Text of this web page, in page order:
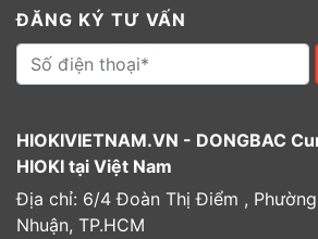
ĐĂNG KÝ TƯ VẤN
HIOKIVIETNAM.VN - DONGBAC
HIOKI tại Việt Nam
Địa chỉ: 6/4 Đoàn Thị Điểm , Phường
Nhuận, TP.HCM